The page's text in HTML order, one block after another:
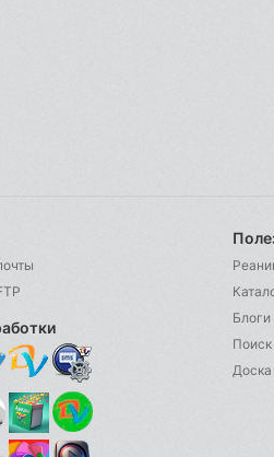
Блоги
Поиск
Доска